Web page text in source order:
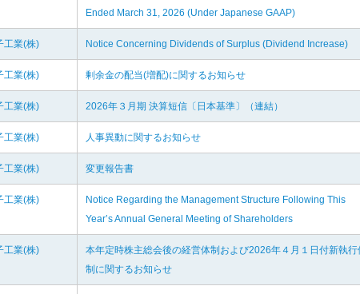
Ended March 31, 2026 (Under Japanese GAAP)
工業(株) Notice Concerning Dividends of Surplus (Dividend Increase)
工業(株) 剰余金の配当(増配)に関するお知らせ
工業(株) 2026年３月期 決算短信〔日本基準〕（連結）
工業(株) 人事異動に関するお知らせ
工業(株) 変更報告書
工業(株)
Notice Regarding the Management Structure Following This
Year’s Annual General Meeting of Shareholders
工業(株)
本年定時株主総会後の経営体制および2026年４月１日付新執行
制に関するお知らせ